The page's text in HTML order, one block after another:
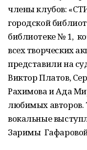
члены клубов:
городской
библиотеке № 1,
всех творческих
представили на
Виктор Платов,
Рахимова и Ада
любимых авторов.
вокальные
Заримы